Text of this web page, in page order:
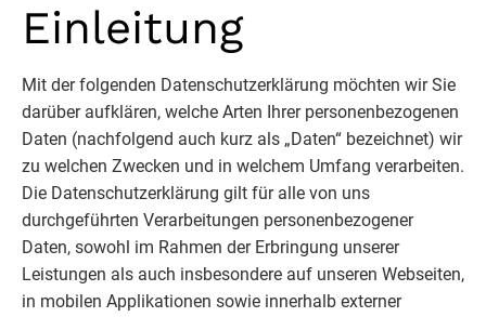
Einleitung
Mit der folgenden Datenschutzerklärung möchten wir Sie
darüber aufklären, welche Arten Ihrer personenbezogenen
Daten (nachfolgend auch kurz als „Daten“ bezeichnet) wir
zu welchen Zwecken und in welchem Umfang verarbeiten.
Die Datenschutzerklärung gilt für alle von uns
durchgeführten Verarbeitungen personenbezogener
Daten, sowohl im Rahmen der Erbringung unserer
Leistungen als auch insbesondere auf unseren Webseiten,
in mobilen Applikationen sowie innerhalb externer